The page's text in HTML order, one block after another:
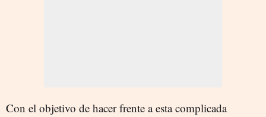
Con el objetivo de hacer frente a esta complicada